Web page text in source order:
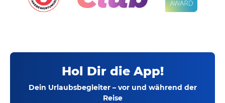
Hol Dir die App!
Dein Urlaubsbegleiter – vor und während der
Reise